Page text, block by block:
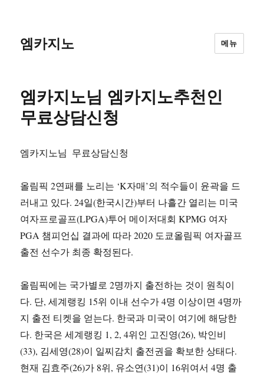
엠카지노 메뉴
엠카지노님 엠카지노추천인
무료상담신청
엠카지노님 무료상담신청
올림픽 2연패를 노리는 ‘K자매’의 적수들이 윤곽을 드
러내고 있다. 24일(한국시간)부터 나흘간 열리는 미국
여자프로골프(LPGA)투어 메이저대회 KPMG 여자
PGA 챔피언십 결과에 따라 2020 도쿄올림픽 여자골프
출전 선수가 최종 확정된다.
올림픽에는 국가별로 2명까지 출전하는 것이 원칙이
다. 단, 세계랭킹 15위 이내 선수가 4명 이상이면 4명까
지 출전 티켓을 얻는다. 한국과 미국이 여기에 해당한
다. 한국은 세계랭킹 1, 2, 4위인 고진영(26), 박인비
(33), 김세영(28)이 일찌감치 출전권을 확보한 상태다.
현재 김효주(26)가 8위, 유소연(31)이 16위여서 4명 출